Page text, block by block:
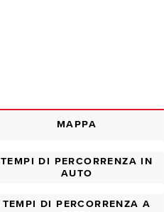
MAPPA
TEMPI DI PERCORRENZA IN
AUTO
TEMPI DI PERCORRENZA A